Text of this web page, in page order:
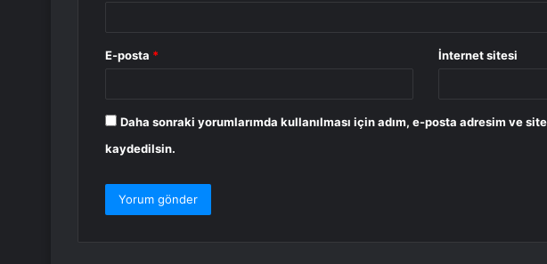
E-posta * İnternet sitesi
Daha sonraki yorumlarımda kullanılması için adım, e-posta adresim ve
kaydedilsin.